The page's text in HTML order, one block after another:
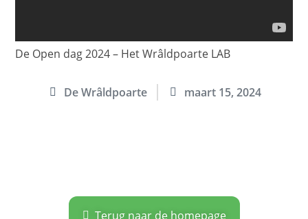
De Open dag 2024 – Het Wrâldpoarte LAB
De Wrâldpoarte maart 15, 2024
Terug naar de homepage